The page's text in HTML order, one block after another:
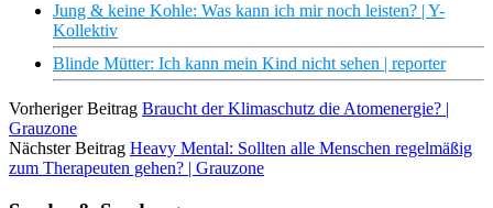
Jung & keine Kohle: Was kann ich mir noch leisten? | Y-
Kollektiv
Blinde Mütter: Ich kann mein Kind nicht sehen | reporter
Vorheriger Beitrag Braucht der Klimaschutz die Atomenergie? |
Grauzone
Nächster Beitrag Heavy Mental: Sollten alle Menschen regelmäßig
zum Therapeuten gehen? | Grauzone